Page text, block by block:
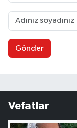
Gönder
Vefatlar